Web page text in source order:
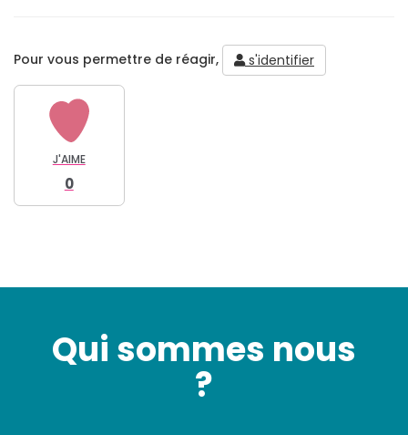
Pour vous permettre de réagir, s'identifier
J'AIME
0
Qui sommes nous
?